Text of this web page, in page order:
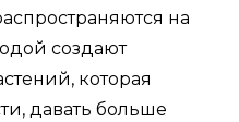
на
создают
которая
давать больше